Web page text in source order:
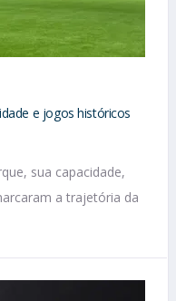
e jogos históricos
sua capacidade,
a trajetória da